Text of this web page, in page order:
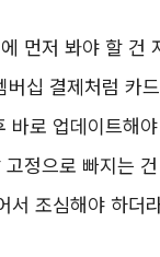
먼저 봐야 할 건
십 결제처럼 카
바로 업데이트해
정으로 빠지는
서 조심해야 하더